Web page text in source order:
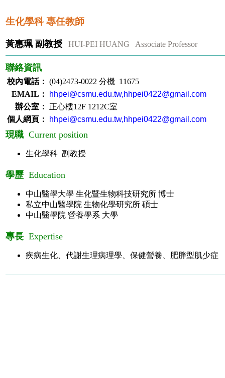
生化學科 專任教師
黃惠珮 副教授 HUI-PEI HUANG Associate Professor
聯絡資訊
校內電話： (04)2473-0022 分機 11675
EMAIL：
hhpei@csmu.edu.tw,hhpei0422@gmail.com
辦公室：
正心樓12F 1212C室
個人網頁：
hhpei@csmu.edu.tw,hhpei0422@gmail.com
現職 Current position
生化學科 副教授
學歷 Education
中山醫學大學 生化暨生物科技研究所 博士
私立中山醫學院 生物化學研究所 碩士
中山醫學院 營養學系 大學
專長 Expertise
疾病生化、代謝生理病理學、保健營養、肥胖型肌少症